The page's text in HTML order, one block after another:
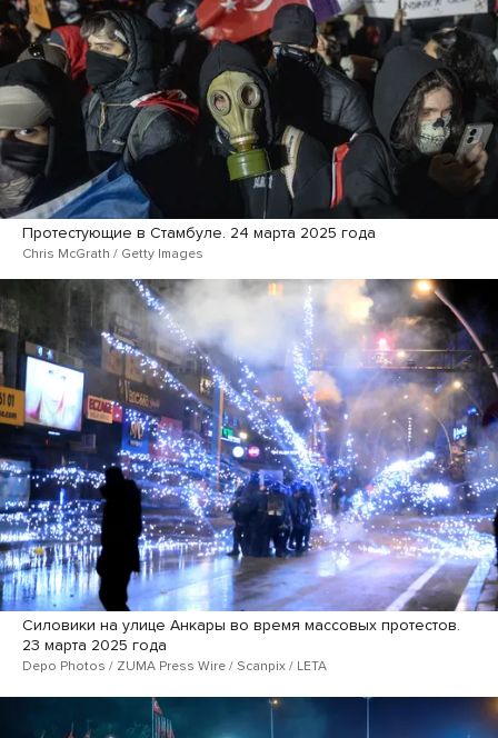
Протестующие в Стамбуле. 24 марта 2025 года
Chris McGrath / Getty Images
Силовики на улице Анкары во время массовых протестов.
23 марта 2025 года
Depo Photos / ZUMA Press Wire / Scanpix / LETA